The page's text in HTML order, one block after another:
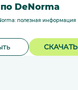
DeNorma
полезная информация
СКАЧАТЬ